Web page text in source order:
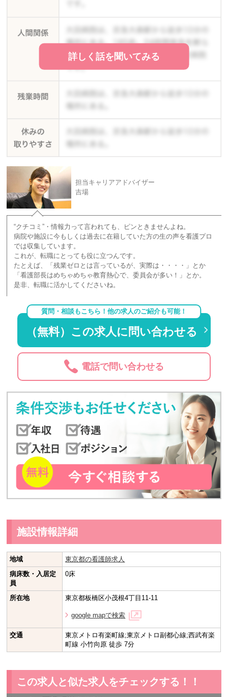
詳しく話を聞いてみる
担当キャリアアドバイザー
吉場
“クチコミ”・情報力って言われても、ピンときませんよね。
病院や施設に今もしくは過去に在籍していた方の生の声を看護プロ
では収集しています。
これが、転職にとっても役に立つんです。
たとえば、「残業ゼロとは言っているが、実際は・・・・」とか
「看護部長はめちゃめちゃ教育熱心で、委員会が多い！」とか。
是非、転職に活かしてくださいね。
質問・相談もこちら！他の求人のご紹介も可能！
（無料）この求人に問い合わせる
電話で問い合わせる
施設情報詳細
地域
東京都の看護師求人
病床数・入居定
員
0床
所在地 東京都板橋区小茂根4丁目11-11
google mapで検索
交通
東京メトロ有楽町線;東京メトロ副都心線;西武有楽
町線 小竹向原 徒歩 7分
この求人と似た求人をチェックする！！